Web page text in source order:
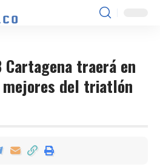
Cartagena traerá en
del triatlón